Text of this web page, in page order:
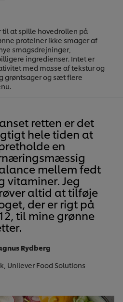
at spille hovedrollen på
proteiner ikke smager af
smagsdrejninger,
ingredienser. Intet er
med masse af tekstur og
grøntsager og sæt flere
retten er det
hele tiden at
en
mellem fedt
vitaminer. Jeg
altid at tilføje
der er rigt på
til mine grønne
Rydberg
Unilever Food Solutions